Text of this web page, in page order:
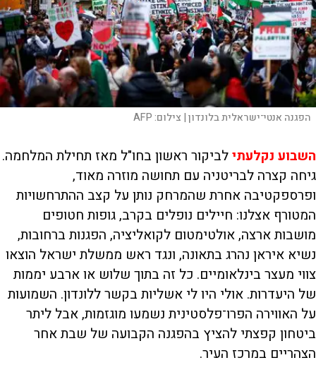
הפגנה אנטי־ישראלית בלונדון | צילום:AFP
השבוע נקלעתילביקור ראשון בחו"ל מאז תחילת המלחמה.
גיחה קצרה לבריטניה עם תחושה מוזרה מאוד,
ופרספקטיבה אחרת שהמרחק נותן על קצב ההתרחשויות
המטורף אצלנו: חיילים נופלים בקרב, גופות חטופים
מושבות ארצה, אולטימטום לקואליציה, הפגנות ברחובות,
נשיא איראן נהרג בתאונה, ונגד ראש ממשלת ישראל הוצאו
צווי מעצר בינלאומיים. כל זה בתוך שלוש או ארבע יממות
של היעדרות. אולי היו לי אשליות בקשר ללונדון. השמועות
על האווירה הפרו־פלסטינית נשמעו מוגזמות, אבל ליתר
ביטחון קפצתי להציץ בהפגנה הקבועה של שבת אחר
הצהריים במרכז העיר.